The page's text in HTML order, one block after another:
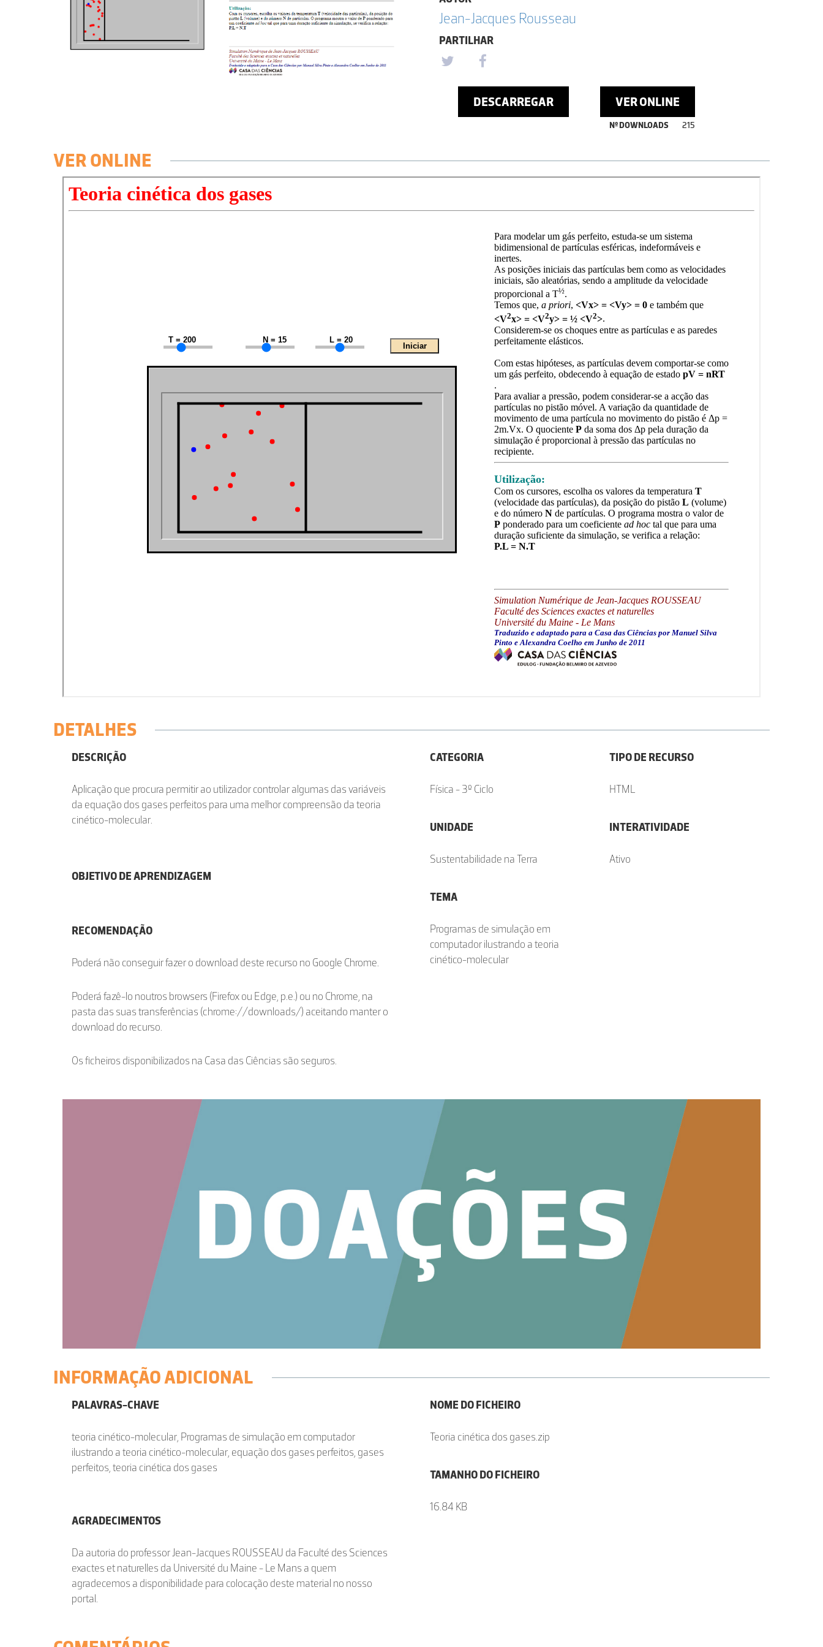
Jean-Jacques Rousseau
PARTILHAR
DESCARREGAR VER ONLINE
Nº DOWNLOADS 215
VER ONLINE
DETALHES
DESCRIÇÃO
Aplicação que procura permitir ao utilizador controlar algumas das variáveis
da equação dos gases perfeitos para uma melhor compreensão da teoria
cinético-molecular.
OBJETIVO DE APRENDIZAGEM
RECOMENDAÇÃO
Poderá não conseguir fazer o download deste recurso no Google Chrome.
Poderá fazê-lo noutros browsers (Firefox ou Edge, p.e.) ou no Chrome, na
pasta das suas transferências (chrome://downloads/) aceitando manter o
download do recurso.
Os ficheiros disponibilizados na Casa das Ciências são seguros.
CATEGORIA
Física - 3º Ciclo
UNIDADE
Sustentabilidade na Terra
TEMA
Programas de simulação em
computador ilustrando a teoria
cinético-molecular
TIPO DE RECURSO
HTML
INTERATIVIDADE
Ativo
INFORMAÇÃO ADICIONAL
PALAVRAS-CHAVE
teoria cinético-molecular, Programas de simulação em computador
ilustrando a teoria cinético-molecular, equação dos gases perfeitos, gases
perfeitos, teoria cinética dos gases
AGRADECIMENTOS
Da autoria do professor Jean-Jacques ROUSSEAU da Faculté des Sciences
exactes et naturelles da Université du Maine - Le Mans a quem
agradecemos a disponibilidade para colocação deste material no nosso
portal.
NOME DO FICHEIRO
Teoria cinética dos gases.zip
TAMANHO DO FICHEIRO
16.84 KB